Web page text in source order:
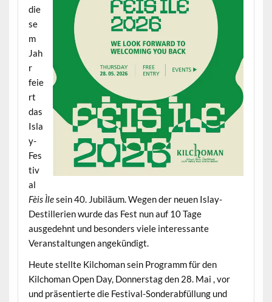
die
se
m
Jah
r
feie
rt
das
Isla
y-
Fes
tiv
al
Fèis Ìlesein 40. Jubiläum. Wegen der neuen Islay-
Destillerien wurde das Fest nun auf 10 Tage
ausgedehnt und besonders viele interessante
Veranstaltungen angekündigt.
Heute stellte Kilchoman sein Programm für den
Kilchoman Open Day, Donnerstag den 28. Mai , vor
und präsentierte die Festival-Sonderabfüllung und